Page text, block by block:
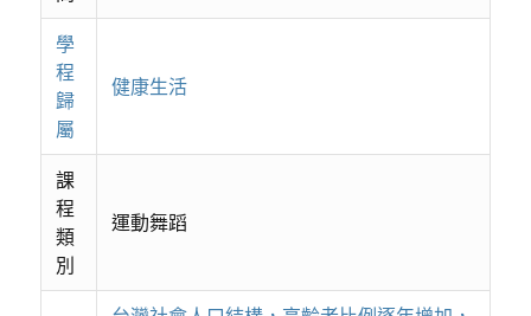
學
程
歸
屬
健康生活
課
程
類
別
運動舞蹈